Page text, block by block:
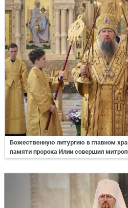
Божественную литургию в главном
памяти пророка Илии совершил